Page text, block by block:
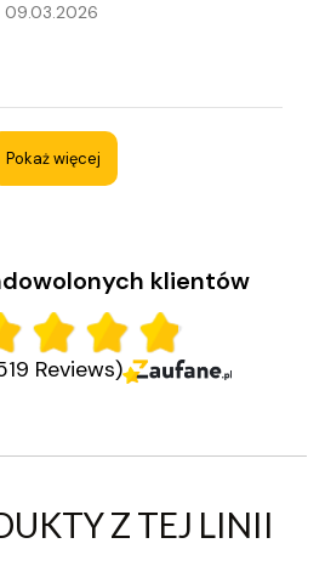
09.03.2026
Pokaż więcej
klientów
Reviews)
Z TEJ LINII